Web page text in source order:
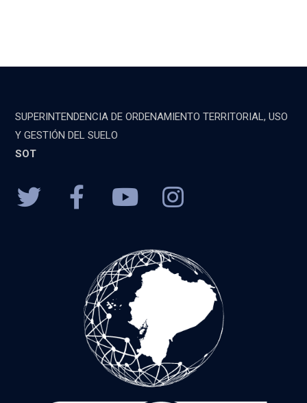
SUPERINTENDENCIA DE ORDENAMIENTO TERRITORIAL, USO
Y GESTIÓN DEL SUELO
SOT